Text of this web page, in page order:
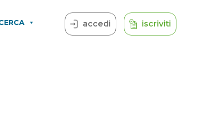
accedi iscriviti